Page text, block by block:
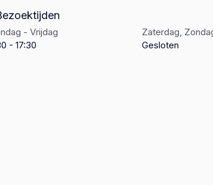
- Vrijdag
- 17:30
Zaterdag,
Gesloten